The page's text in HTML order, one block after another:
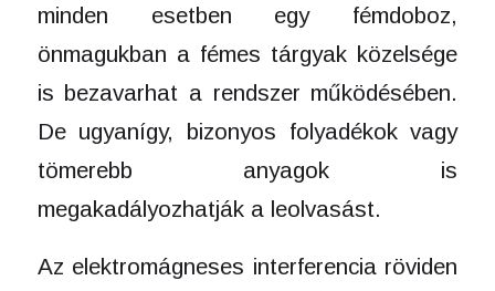
minden esetben egy fémdoboz,
önmagukban a fémes tárgyak közelsége
is bezavarhat a rendszer működésében.
De ugyanígy, bizonyos folyadékok vagy
tömerebb anyagok is
megakadályozhatják a leolvasást.
Az elektromágneses interferencia röviden